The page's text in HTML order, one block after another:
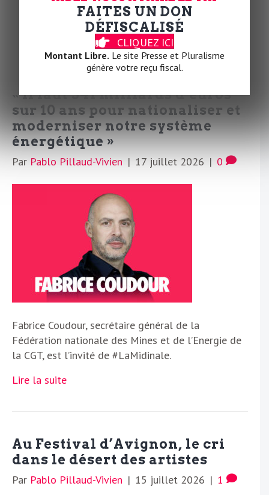
éclaire le présent de son pays, les États-Unis.
« Il faut 541 milliards d’euros
sur 10 ans pour nationaliser et
moderniser notre système
énergétique »
Par Pablo Pillaud-Vivien | 17 juillet 2026 | 0
Fabrice Coudour, secrétaire général de la
Fédération nationale des Mines et de l’Energie de
la CGT, est l’invité de #LaMidinale.
Lire la suite
Au Festival d’Avignon, le cri
dans le désert des artistes
Par Pablo Pillaud-Vivien | 15 juillet 2026 | 1
FAITES UN DON
DÉFISCALISÉ
CLIQUEZ ICI
Montant Libre. Le site Presse et Pluralisme
génère votre reçu fiscal.